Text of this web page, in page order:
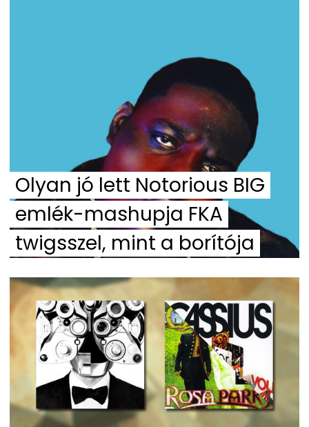
Olyan jó lett Notorious BIG
emlék-mashupja FKA
twigsszel, mint a borítója